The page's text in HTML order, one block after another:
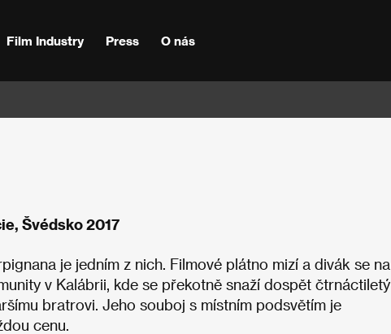
Film Industry Press O nás
Švédsko 2017
je jedním z nich. Filmové plátno mizí a divák se na
v Kalábrii, kde se překotně snaží dospět čtrnáctiletý
bratrovi. Jeho souboj s místním podsvětím je
cenu.